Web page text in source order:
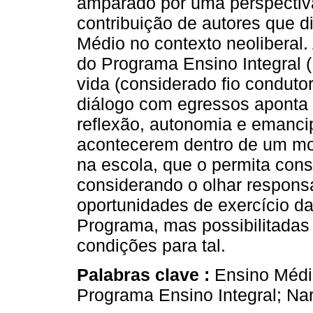
contribuição de autores que
Médio no contexto
do Programa Ensino Integral
vida (considerado fio
diálogo com egressos
reflexão, autonomia e
acontecerem dentro de um
na escola, que o permita
considerando o olhar
oportunidades de exercício
Programa, mas
condições para tal.
Palabras clave : Ensino
Programa Ensino Integral;